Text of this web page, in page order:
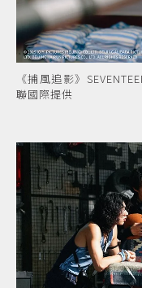
《捕風追影》
聯國際提供